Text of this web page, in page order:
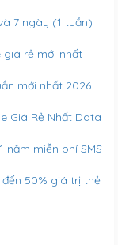
7 ngày (1 tuần)
giá rẻ mới nhất
mới nhất 2026
Giá Rẻ Nhất Data
năm miễn phí SMS
50% giá trị thẻ